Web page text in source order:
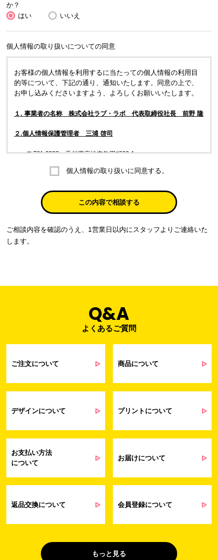
か？
はい
いいえ
個人情報の取り扱いについての同意
お客様の個人情報を利用するに当たっての個人情報の利用目
的等について、下記の通り、通知いたします。同意の上で、
お申し込みくださいますよう、よろしくお願いいたします。
１. 事業者の名称 株式会社ラブ・ラボ 代表取締役社長 前野 隆
２.個人情報保護管理者 三浦 啓司
〒761-0323 香川県高松市亀田町90-1
株式会社ラブ・ラボ
電話：087-847-2000
電子メール：info@rub-lab.com
３. 個人情報（保有個人データを含む）の利用目的
個人情報の利用目的
受発注業務
会員管理業務
（開示対象個人情
当社通信販売における受発注業務のため
事業活動における満足度、要望等に関す
るアンケート等の収集・分析・統計のため
せ業務に関するお取引先様との業務連絡や
弊社製品やサービスに関する情報、また
は営業およびマーケティング活動（セミナ
にお知らせするため
問い合わせへの対応のため
（開示対象個人情
お客様の作品紹介を通した販促活動のた
個人情報の取り扱いに同意する。
この内容で相談する
ご相談内容を確認のうえ、1営業日以内にスタッフよりご連絡いた
します。
Q&A
よくあるご質問
ご注文について 商品について
デザインについて プリントについて
お支払い方法
について
お届けについて
返品交換について 会員登録について
もっと見る